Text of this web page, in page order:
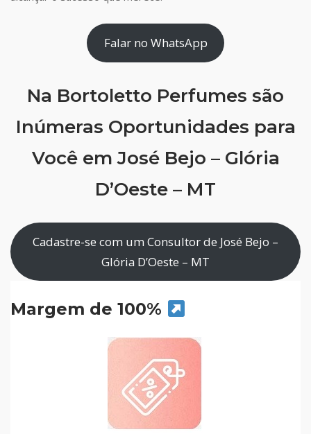
Falar no WhatsApp
Na Bortoletto Perfumes são
Inúmeras Oportunidades para
Você em José Bejo – Glória
D’Oeste – MT
Cadastre-se com um Consultor de José Bejo –
Glória D’Oeste – MT
Margem de 100%